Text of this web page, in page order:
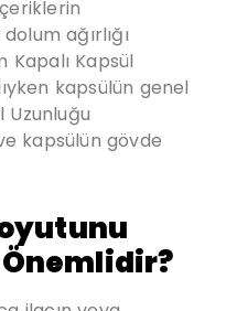
ağırlığı
Kapalı Kapsül
kapsülün genel
Uzunluğu
kapsülün gövde